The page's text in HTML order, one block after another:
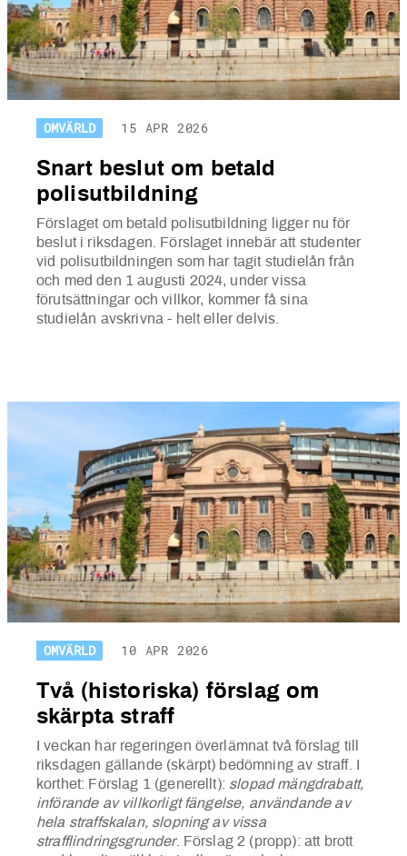
OMVÄRLD 15 APR 2026
Snart beslut om betald
polisutbildning
Förslaget om betald polisutbildning ligger nu för
beslut i riksdagen. Förslaget innebär att studenter
vid polisutbildningen som har tagit studielån från
och med den 1 augusti 2024, under vissa
förutsättningar och villkor, kommer få sina
studielån avskrivna - helt eller delvis.
OMVÄRLD 10 APR 2026
Två (historiska) förslag om
skärpta straff
I veckan har regeringen överlämnat två förslag till
riksdagen gällande (skärpt) bedömning av straff. I
korthet: Förslag 1 (generellt): slopad mängdrabatt,
införande av villkorligt fängelse, användande av
hela straffskalan, slopning av vissa
strafflindringsgrunder. Förslag 2 (propp): att brott